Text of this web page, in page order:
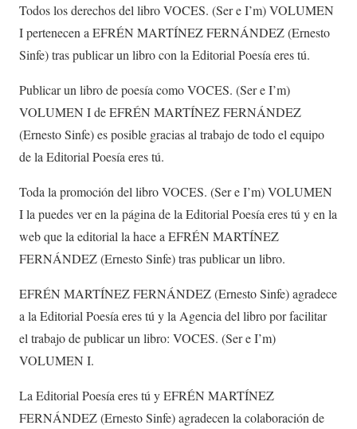
Todos los derechos del libro VOCES. (Ser e I’m) VOLUMEN
I pertenecen a EFRÉN MARTÍNEZ FERNÁNDEZ (Ernesto
Sinfe) tras publicar un libro con la Editorial Poesía eres tú.
Publicar un libro de poesía como VOCES. (Ser e I’m)
VOLUMEN I de EFRÉN MARTÍNEZ FERNÁNDEZ
(Ernesto Sinfe) es posible gracias al trabajo de todo el equipo
de la Editorial Poesía eres tú.
Toda la promoción del libro VOCES. (Ser e I’m) VOLUMEN
I la puedes ver en la página de la Editorial Poesía eres tú y en la
web que la editorial la hace a EFRÉN MARTÍNEZ
FERNÁNDEZ (Ernesto Sinfe) tras publicar un libro.
EFRÉN MARTÍNEZ FERNÁNDEZ (Ernesto Sinfe) agradece
a la Editorial Poesía eres tú y la Agencia del libro por facilitar
el trabajo de publicar un libro: VOCES. (Ser e I’m)
VOLUMEN I.
La Editorial Poesía eres tú y EFRÉN MARTÍNEZ
FERNÁNDEZ (Ernesto Sinfe) agradecen la colaboración de